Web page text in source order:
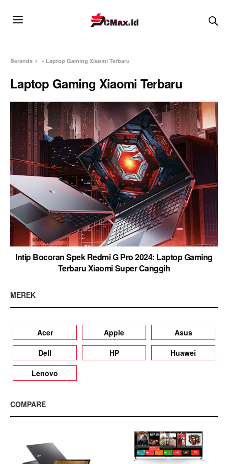
Beranda » Laptop Gaming Xiaomi Terbaru
Laptop Gaming Xiaomi Terbaru
Intip Bocoran Spek Redmi G Pro 2024: Laptop Gaming
Terbaru Xiaomi Super Canggih
MEREK
Acer Apple
Asus
Dell
HP
Huawei
Lenovo
COMPARE